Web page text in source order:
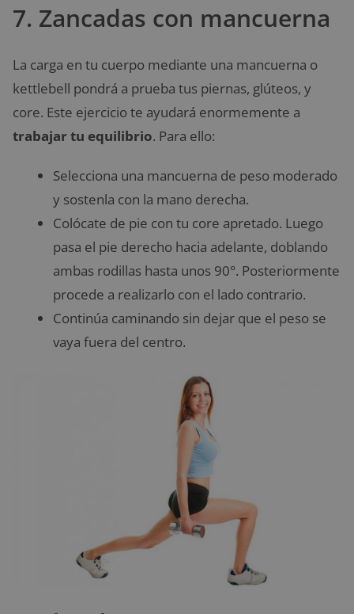
7. Zancadas con mancuerna
La carga en tu cuerpo mediante una mancuerna o
kettlebell pondrá a prueba tus piernas, glúteos, y
core. Este ejercicio te ayudará enormemente a
trabajar tu equilibrio. Para ello:
Selecciona una mancuerna de peso moderado
y sostenla con la mano derecha.
Colócate de pie con tu core apretado. Luego
pasa el pie derecho hacia adelante, doblando
ambas rodillas hasta unos 90°. Posteriormente
procede a realizarlo con el lado contrario.
Continúa caminando sin dejar que el peso se
vaya fuera del centro.